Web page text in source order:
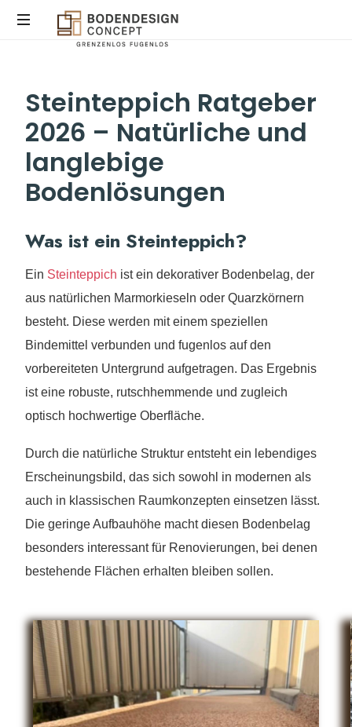
MIKROZEMENT
&
EPOXIDHARZ
IN
KÖLN
Steinteppich Ratgeber
2026 – Natürliche und
langlebige
Bodenlösungen
Was ist ein Steinteppich?
Ein Steinteppich ist ein dekorativer Bodenbelag, der
aus natürlichen Marmorkieseln oder Quarzkörnern
besteht. Diese werden mit einem speziellen
Bindemittel verbunden und fugenlos auf den
vorbereiteten Untergrund aufgetragen. Das Ergebnis
ist eine robuste, rutschhemmende und zugleich
optisch hochwertige Oberfläche.
Durch die natürliche Struktur entsteht ein lebendiges
Erscheinungsbild, das sich sowohl in modernen als
auch in klassischen Raumkonzepten einsetzen lässt.
Die geringe Aufbauhöhe macht diesen Bodenbelag
besonders interessant für Renovierungen, bei denen
bestehende Flächen erhalten bleiben sollen.